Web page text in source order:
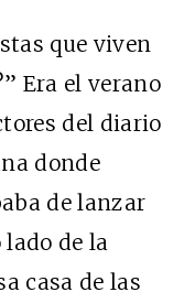
que viven
Era el verano
del diario
donde
de lanzar
lado de la
casa de las